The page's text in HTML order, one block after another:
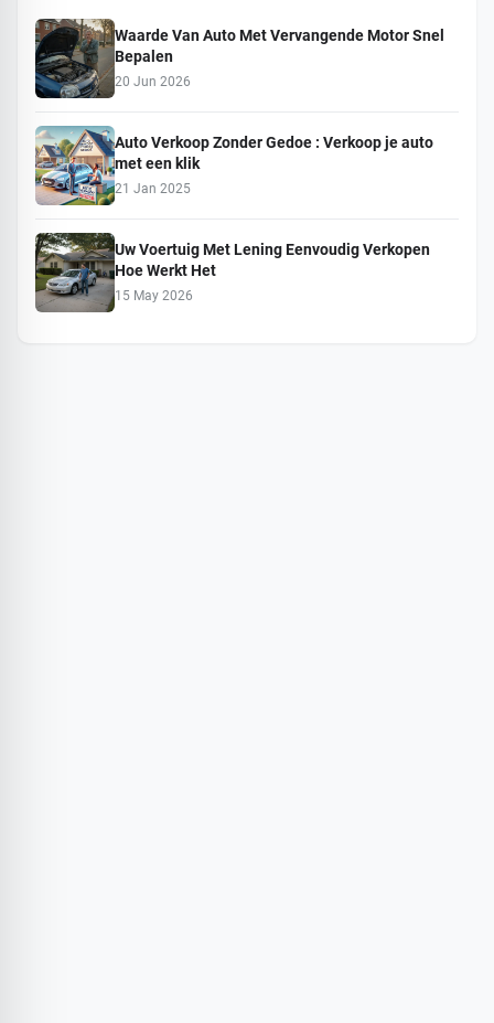
Waarde Van Auto Met Vervangende Motor Snel
Bepalen
20 Jun 2026
Auto Verkoop Zonder Gedoe : Verkoop je auto
met een klik
21 Jan 2025
Uw Voertuig Met Lening Eenvoudig Verkopen
Hoe Werkt Het
15 May 2026